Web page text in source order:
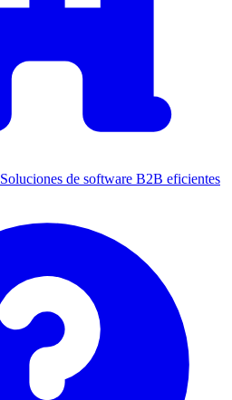
Soluciones de software B2B eficientes